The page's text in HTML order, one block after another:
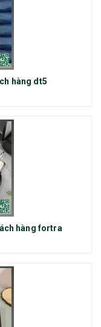
hàng dt5
hàng fortra